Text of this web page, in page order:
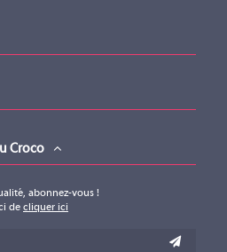
Croco
abonnez-vous !
de cliquer ici